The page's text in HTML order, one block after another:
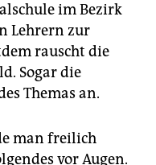
im Bezirk
Lehrern zur
rauscht die
Sogar die
Themas an.
man freilich
vor Augen.